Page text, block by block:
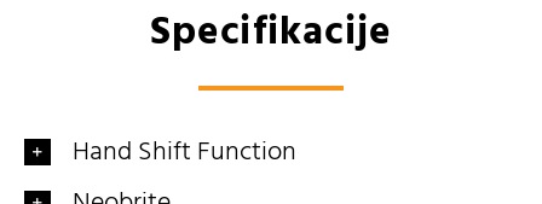
Specifikacije
Hand Shift Function